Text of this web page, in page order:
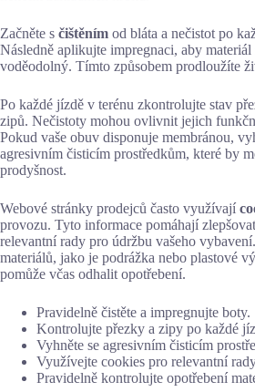
Začněte s čištěním od bláta a nečistot po
Následně aplikujte impregnaci, aby materiál
voděodolný. Tímto způsobem prodloužíte
Po každé jízdě v terénu zkontrolujte stav
zipů. Nečistoty mohou ovlivnit jejich
Pokud vaše obuv disponuje membránou,
agresivním čisticím prostředkům, které by
prodyšnost.
Webové stránky prodejců často využívají
provozu. Tyto informace pomáhají
relevantní rady pro údržbu vašeho
materiálů, jako je podrážka nebo plastové
pomůže včas odhalit opotřebení.
Pravidelně čistěte a impregnujte boty.
Kontrolujte přezky a zipy po každé
Vyhněte se agresivním čisticím
Využívejte cookies pro relevantní
Pravidelně kontrolujte opotřebení